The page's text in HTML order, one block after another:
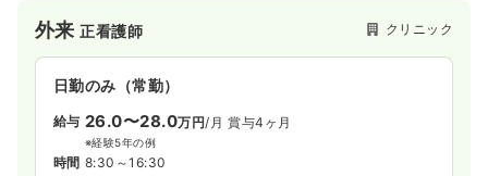
訪問診療 一般病院
日勤のみ（常勤）
給与 23.0〜30.0
外来正看護師 クリニック
日勤のみ（常勤）
給与 26.0〜28.0万円/月 賞与4ヶ月
※経験5年の例
時間 8:30～16:30